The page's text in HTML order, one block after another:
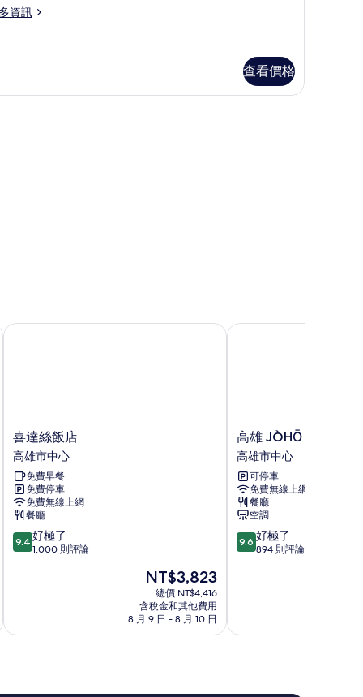
資訊
查看價格
喜
達
絲
飯
店
高
雄
市
中
喜達絲飯店
高雄市中心
免費早餐
免費停車
免費無線上網
餐廳
9.4
分，
極
9.4 好極了
1,000 則評論
現
價
格
為
NT$3,823
總價 NT$4,416
含稅金和其他費用
8 月 9 日 - 8 月 10 日
喜達絲飯店
高
雄
JÒHŌ
HOTEL
高
雄
市
中
心
高雄 JÒHŌ HOTEL
高雄市中心
可停車
免費無線上網
餐廳
空調
9.6
分，
極
9.6 好極了
894 則評論
高雄 JÒHŌ HOTEL